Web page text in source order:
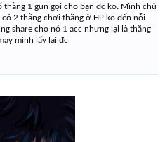
thằng 1 gun gọi cho bạn đc ko. Mình chủ
2 thằng chơi thằng ở HP ko đến nỗi
share cho nó 1 acc nhưng lại là thằng
mình lấy lại đc